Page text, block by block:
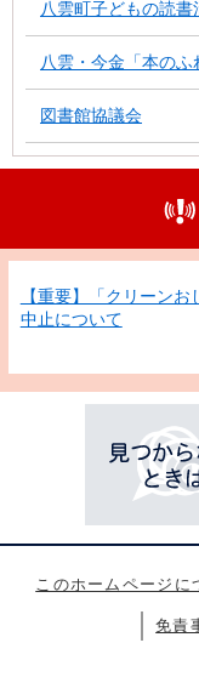
八雲町子どもの読書
八雲・今金「本のふ
図書館協議会
【重要】「クリーン
中止について
このホームページに
免責